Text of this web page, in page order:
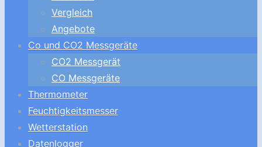
Vergleich
Angebote
Co und CO2 Messgeräte
CO2 Messgerät
CO Messgeräte
Thermometer
Feuchtigkeitsmesser
Wetterstation
Datenlogger